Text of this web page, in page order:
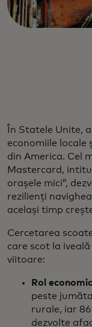
În Statele Unite,
economiile locale
din America. Cel
Mastercard,
orașele mici”,
rezilienți
același timp
Cercetarea
care scot la
viitoare:
Rol
peste
rurale, iar
dezvolte